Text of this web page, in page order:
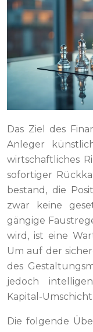
Das Ziel des
Anleger
wirtschaftliches
sofortiger
bestand, die
zwar keine
gängige
wird, ist eine
Um auf der
des
jedoch
Kapital-
Die folgende